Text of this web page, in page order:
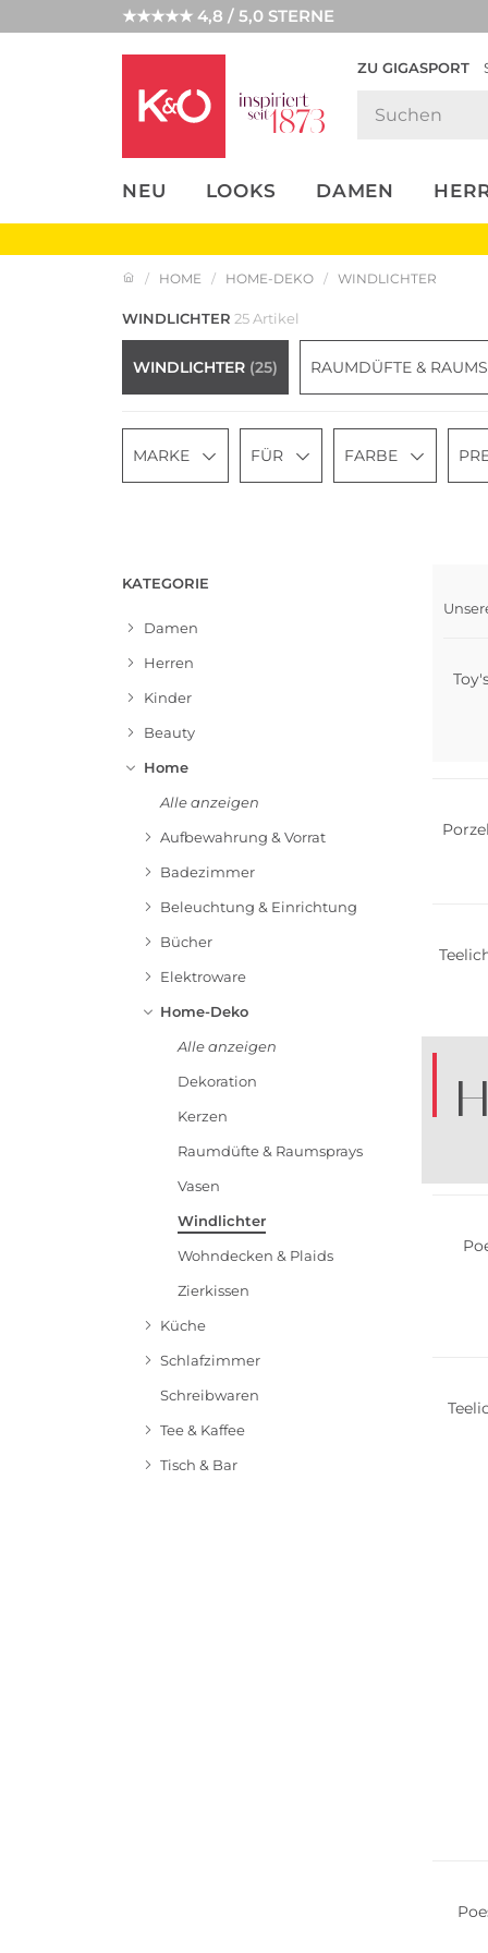
★★★★★ 4,8 / 5,0 STERNE
ZU GIGASPORT
NEU LOOKS DAMEN
UNSERE APP
CLICK &
HOME HOME-DEKO WINDLICHTER
WINDLICHTER 25 Artikel
WINDLICHTER (25) RAUMDÜFTE &
MARKE FÜR FARBE
KATEGORIE
Damen
Herren
Kinder
Beauty
Home
Alle anzeigen
Aufbewahrung & Vorrat
Badezimmer
Beleuchtung & Einrichtung
Bücher
Elektroware
Home-Deko
Alle anzeigen
Dekoration
Kerzen
Raumdüfte & Raumsprays
Vasen
Windlichter
Wohndecken & Plaids
Zierkissen
Küche
Schlafzimmer
Schreibwaren
Tee & Kaffee
Tisch & Bar